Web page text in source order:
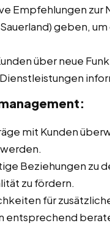
Empfehlungen zur
geben,
über neue
mit Kunden
Beziehungen zu
zu fördern.
für
entsprechend